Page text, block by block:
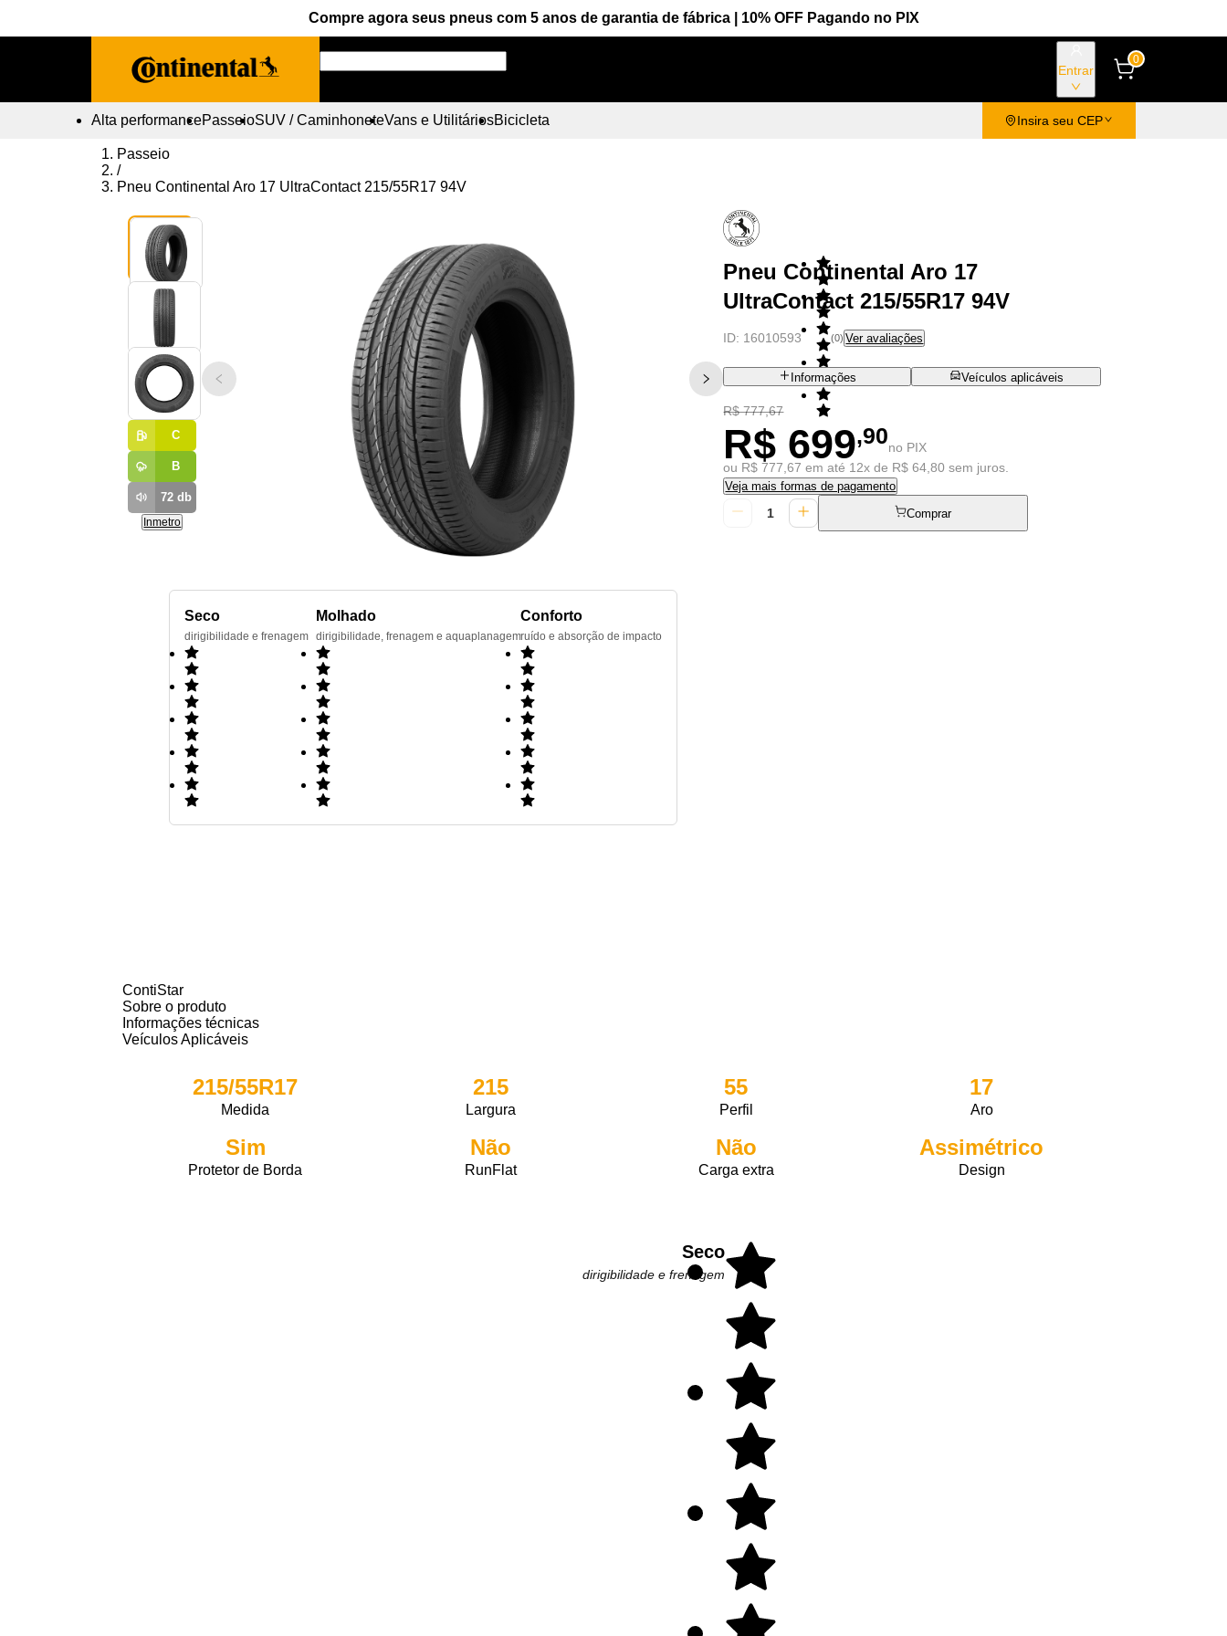
Compre agora seus pneus com 5 anos de garantia de fábrica | 10% OFF Pagando no PIX
Entrar
0
Alta performancePasseioSUV / CaminhoneteVans e UtilitáriosBicicleta Insira seu CEP
Passeio
/
Pneu Continental Aro 17 UltraContact 215/55R17 94V
C
B
72db
Inmetro
Seco
dirigibilidade e frenagem
Molhado
dirigibilidade, frenagem e aquaplanagem
Conforto
ruído e absorção de impacto
Pneu Continental Aro 17
UltraContact 215/55R17 94V
ID: 16010593 (0) Ver avaliações
Informações Veículos aplicáveis
R$ 777,67
R$ 699,90no PIX
ou R$ 777,67 em até 12x de R$ 64,80 sem juros.
Veja mais formas de pagamento
Comprar
ContiStar
Sobre o produto
Informações técnicas
Veículos Aplicáveis
215/55R17
Medida
215
Largura
55
Perfil
17
Aro
Sim
Protetor de Borda
Não
RunFlat
Não
Carga extra
Assimétrico
Design
Seco
dirigibilidade e frenagem